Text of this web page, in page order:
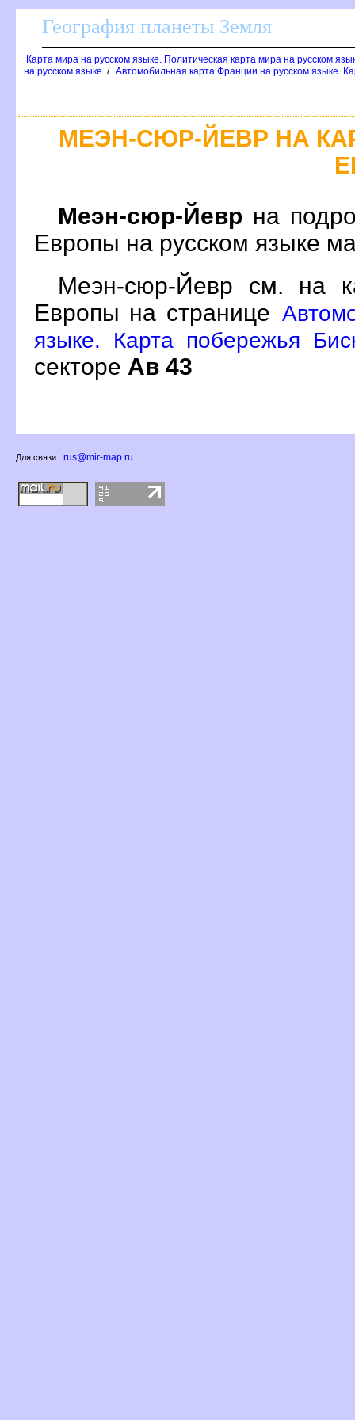
География планеты Земля
Карта мира на русском языке. Политическая карта мира на русском
на русском языке / Автомобильная карта Франции на русском языке.
МЕЭН-СЮР-ЙЕВР НА
Меэн-сюр-Йевр на
Европы на русском языке
Меэн-сюр-Йевр см. на
Европы на странице
языке. Карта побережья
секторе Ав 43
Для связи: rus@mir-map.ru